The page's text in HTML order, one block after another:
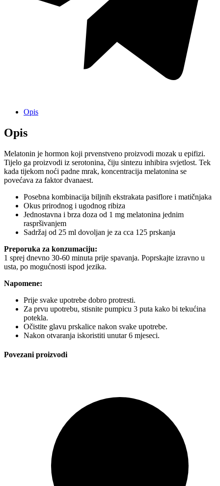
Opis
Opis
Melatonin je hormon koji prvenstveno proizvodi mozak u epifizi.
Tijelo ga proizvodi iz serotonina, čiju sintezu inhibira svjetlost. Tek
kada tijekom noći padne mrak, koncentracija melatonina se
povećava za faktor dvanaest.
Posebna kombinacija biljnih ekstrakata pasiflore i matičnjaka
Okus prirodnog i ugodnog ribiza
Jednostavna i brza doza od 1 mg melatonina jednim
raspršivanjem
Sadržaj od 25 ml dovoljan je za cca 125 prskanja
Preporuka za konzumaciju:
1 sprej dnevno 30-60 minuta prije spavanja. Poprskajte izravno u
usta, po mogućnosti ispod jezika.
Napomene:
Prije svake upotrebe dobro protresti.
Za prvu upotrebu, stisnite pumpicu 3 puta kako bi tekućina
potekla.
Očistite glavu prskalice nakon svake upotrebe.
Nakon otvaranja iskoristiti unutar 6 mjeseci.
Povezani proizvodi